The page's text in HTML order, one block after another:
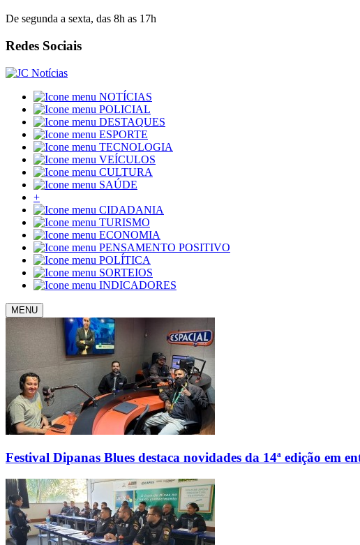
De segunda a sexta, das 8h as 17h
Redes Sociais
NOTÍCIAS
POLICIAL
DESTAQUES
ESPORTE
TECNOLOGIA
VEÍCULOS
CULTURA
SAÚDE
+
CIDADANIA
TURISMO
ECONOMIA
PENSAMENTO POSITIVO
POLÍTICA
SORTEIOS
INDICADORES
MENU
Festival Dipanas Blues destaca novidades da 14ª edição em